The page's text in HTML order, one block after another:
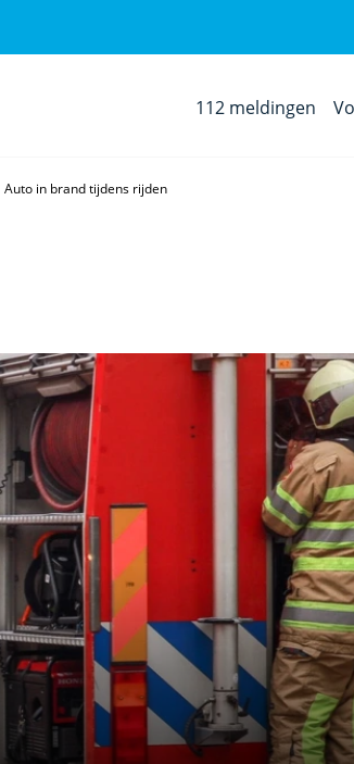
112 meldingen
Auto in brand tijdens rijden